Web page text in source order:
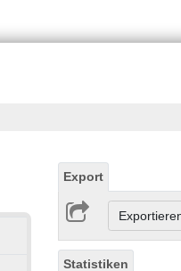
Export
Statistiken